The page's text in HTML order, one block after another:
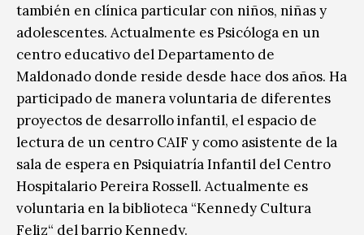
también en clínica particular con niños, niñas y
adolescentes. Actualmente es Psicóloga en un
centro educativo del Departamento de
Maldonado donde reside desde hace dos años. Ha
participado de manera voluntaria de diferentes
proyectos de desarrollo infantil, el espacio de
lectura de un centro CAIF y como asistente de la
sala de espera en Psiquiatría Infantil del Centro
Hospitalario Pereira Rossell. Actualmente es
voluntaria en la biblioteca “Kennedy Cultura
Feliz“ del barrio Kennedy.